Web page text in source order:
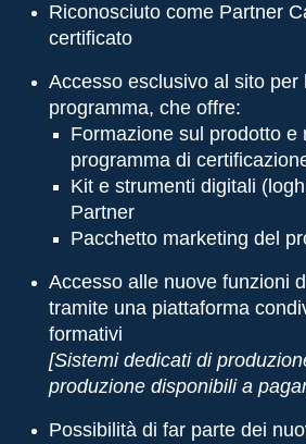
Riconosciuto come Partner
certificato
Accesso esclusivo al sito per
programma, che offre:
Formazione sul prodotto e
programma di
Kit e strumenti digitali
Partner
Pacchetto marketing del
Accesso alle nuove funzioni
tramite una piattaforma
formativi
[Sistemi dedicati di
produzione disponibili a
Possibilità di far parte dei